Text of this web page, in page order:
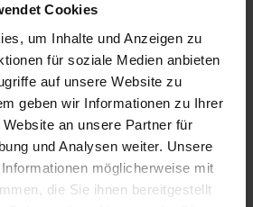
Cookies
um Inhalte und Anzeigen zu
für soziale Medien anbieten
auf unsere Website zu
geben wir Informationen zu Ihrer
an unsere Partner für
und Analysen weiter. Unsere
möglicherweise mit
die Sie ihnen bereitgestellt
dem WestSommerpass
2026.Tickets sind ab
online erhältlich. Damit setzt
auf digitales, einfaches und
Rahmen der Aktion werden
4, 6 oder 10 Fahrten